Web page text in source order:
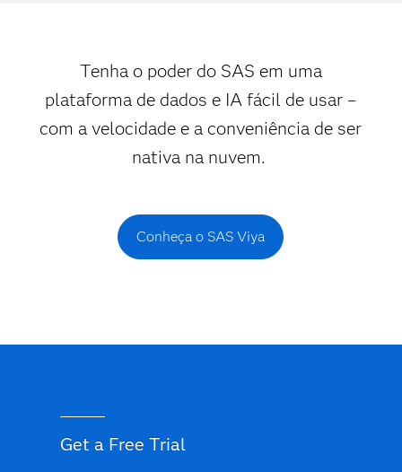
Tenha o poder do SAS em uma
plataforma de dados e IA fácil de usar –
com a velocidade e a conveniência de ser
nativa na nuvem.
Conheça o SAS Viya
Get a Free Trial